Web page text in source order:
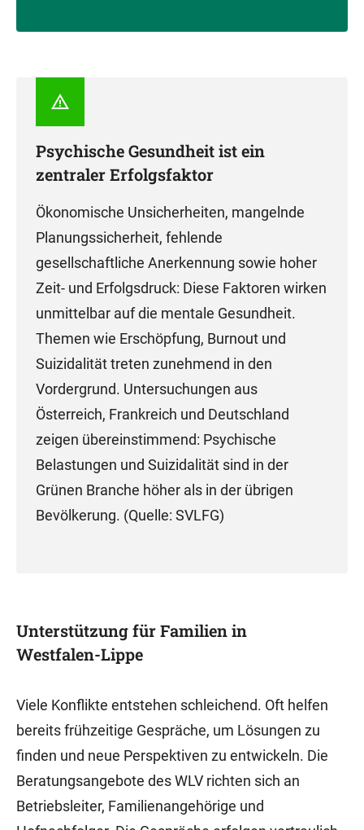
Psychische Gesundheit ist ein
zentraler Erfolgsfaktor
Ökonomische Unsicherheiten, mangelnde
Planungssicherheit, fehlende
gesellschaftliche Anerkennung sowie hoher
Zeit- und Erfolgsdruck: Diese Faktoren wirken
unmittelbar auf die mentale Gesundheit.
Themen wie Erschöpfung, Burnout und
Suizidalität treten zunehmend in den
Vordergrund. Untersuchungen aus
Österreich, Frankreich und Deutschland
zeigen übereinstimmend: Psychische
Belastungen und Suizidalität sind in der
Grünen Branche höher als in der übrigen
Bevölkerung. (Quelle: SVLFG)
Unterstützung für Familien in
Westfalen-Lippe
Viele Konflikte entstehen schleichend. Oft helfen
bereits frühzeitige Gespräche, um Lösungen zu
finden und neue Perspektiven zu entwickeln. Die
Beratungsangebote des WLV richten sich an
Betriebsleiter, Familienangehörige und